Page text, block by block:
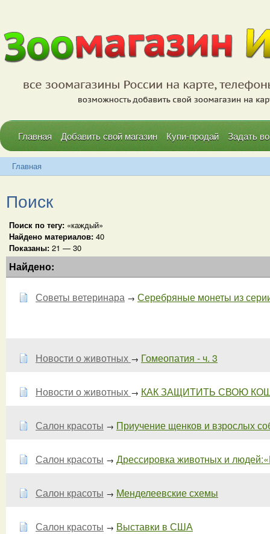
Главная Добавить свой магазин Купи-продай Задать
Главная
Поиск
Поиск по тегу: «каждый»
Найдено материалов: 40
Показаны: 21 — 30
Найдено:
Советы ветеринара → Серебряные монеты из
Новости о животных → Гомеопатия - ч. 3
Новости о животных → КАК ЗАЩИТИТЬ СВОЮ
Салон красоты → Приучение щенков и взрослых
Салон красоты → Дрессировка животных и
Салон красоты → Менделеевские схемы
Салон красоты → Выставки в США